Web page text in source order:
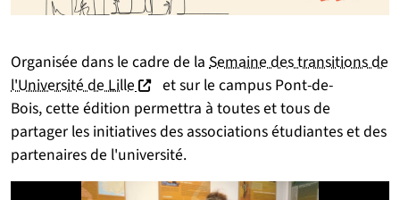
Organisée dans le cadre de la Semaine des transitions de
l'Université de Lille (nouvelle fenêtre)
et sur le campus Pont-de-
Bois, cette édition permettra à toutes et tous de
partager les initiatives des associations étudiantes et des
partenaires de l'université.